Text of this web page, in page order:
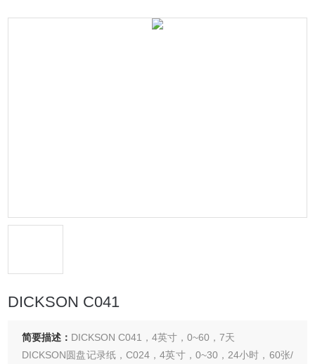
DICKSON C041
简要描述： DICKSON C041，4英寸，0~60，7天
DICKSON圆盘记录纸，C024，4英寸，0~30，24小时，60张/